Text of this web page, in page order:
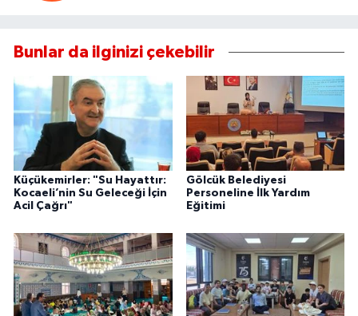
Bunlar da ilginizi çekebilir
Küçükemirler: "Su Hayattır:
Kocaeli’nin Su Geleceği İçin
Acil Çağrı"
Gölcük Belediyesi
Personeline İlk Yardım
Eğitimi